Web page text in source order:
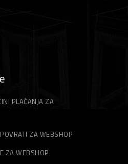
PLAĆANJA ZA
ZA WEBSHOP
ZA WEBSHOP